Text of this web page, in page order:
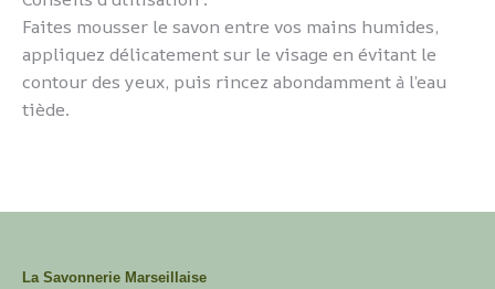
Faites mousser le savon entre vos mains humides,
appliquez délicatement sur le visage en évitant le
contour des yeux, puis rincez abondamment à l’eau
tiède.
La Savonnerie Marseillaise